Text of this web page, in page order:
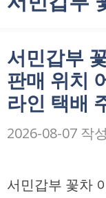
서민갑부
판매 위치
라인 택배
2026-08-07 작
서민갑부 꽃차